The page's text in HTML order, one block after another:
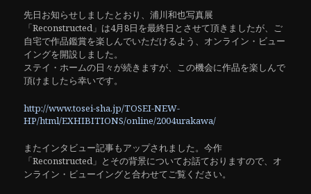
先日お知らせしましたとおり、浦川和也写真展
「Reconstructed」は4月8日を最終日とさせて頂きましたが、ご
自宅で作品鑑賞を楽しんでいただけるよう、オンライン・ビュー
イングを開設しました。
ステイ・ホームの日々が続きますが、この機会に作品を楽しんで
頂けましたら幸いです。
http://www.tosei-sha.jp/TOSEI-NEW-
HP/html/EXHIBITIONS/online/2004urakawa/
またインタビュー記事もアップされました。今作
「Reconstructed」とその背景についてお話ておりますので、オ
ンライン・ビューイングと合わせてご覧ください。